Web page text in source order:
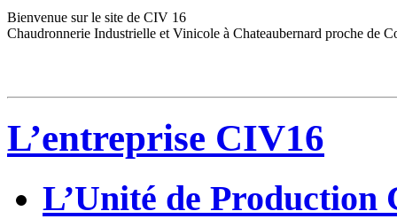
Bienvenue sur le site de CIV 16
Chaudronnerie Industrielle et Vinicole à Chateaubernard proche de
L’entreprise CIV16
L’Unité de Production